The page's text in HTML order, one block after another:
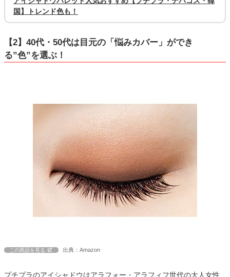
国】トレンド色も！
【2】40代・50代は目元の「悩みカバー」ができ
る”色”を選ぶ！
この商品を見る 出典：Amazon
プチプラのアイシャドウはアラフォー・アラフィフ世代の大人女性